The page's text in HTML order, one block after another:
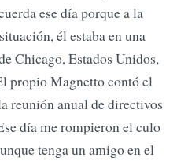
ese día porque a la
él estaba en una
Chicago, Estados Unidos,
propio Magnetto contó el
reunión anual de directivos
día me rompieron el culo
tenga un amigo en el